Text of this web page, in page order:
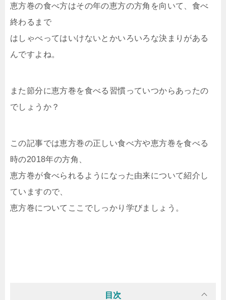
恵方巻の食べ方はその年の恵方の方角を向いて、食べ
終わるまで
はしゃべってはいけないとかいろいろな決まりがある
んですよね。
また節分に恵方巻を食べる習慣っていつからあったの
でしょうか？
この記事では恵方巻の正しい食べ方や恵方巻を食べる
時の2018年の方角、
恵方巻が食べられるようになった由来について紹介し
ていますので、
恵方巻についてここでしっかり学びましょう。
目次